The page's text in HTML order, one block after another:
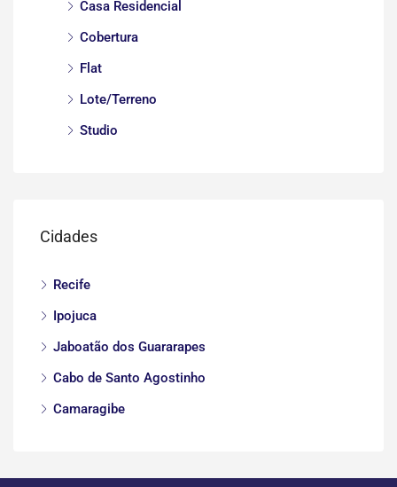
Casa Residencial
Cobertura
Flat
Lote/Terreno
Studio
Cidades
Recife
Ipojuca
Jaboatão dos Guararapes
Cabo de Santo Agostinho
Camaragibe